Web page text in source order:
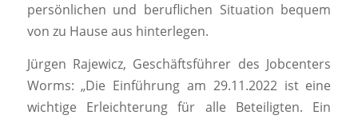
persönlichen und beruflichen Situation bequem
von zu Hause aus hinterlegen.
Jürgen Rajewicz, Geschäftsführer des Jobcenters
Worms: „Die Einführung am 29.11.2022 ist eine
wichtige Erleichterung für alle Beteiligten. Ein